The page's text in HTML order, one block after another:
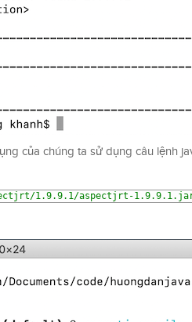
của chúng ta sử dụng câu lệnh
1.9.9.1/aspectjrt-